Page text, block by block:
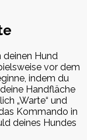
deinen Hund
vor dem
indem du
Handfläche
„Warte“ und
Kommando in
deines Hundes